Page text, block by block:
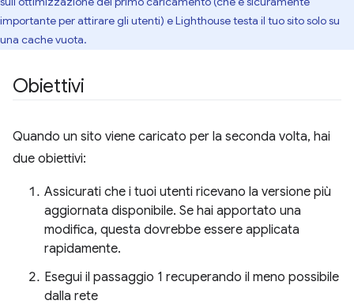
importante per attirare gli utenti) e Lighthouse testa il tuo sito solo su
una cache vuota.
Obiettivi
Quando un sito viene caricato per la seconda volta, hai
due obiettivi:
Assicurati che i tuoi utenti ricevano la versione più
aggiornata disponibile. Se hai apportato una
modifica, questa dovrebbe essere applicata
rapidamente.
Esegui il passaggio 1 recuperando il meno possibile
dalla rete